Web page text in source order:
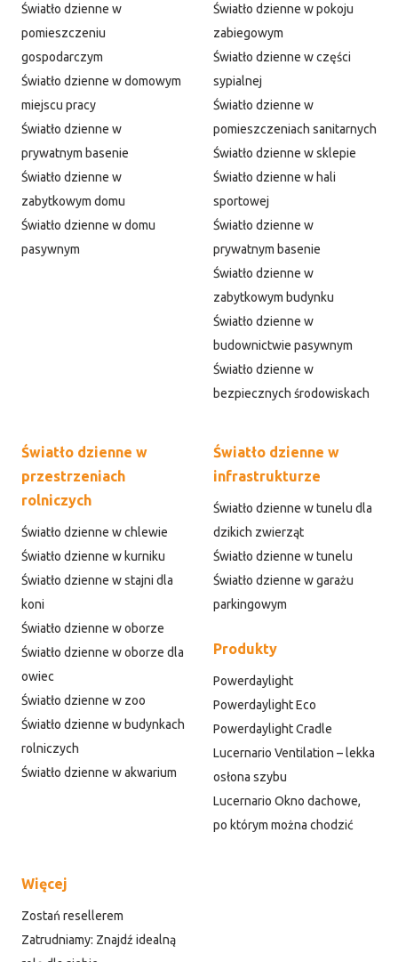
Światło dzienne w
pomieszczeniu
gospodarczym
Światło dzienne w domowym
miejscu pracy
Światło dzienne w
prywatnym basenie
Światło dzienne w
zabytkowym domu
Światło dzienne w domu
pasywnym
Światło dzienne w pokoju
zabiegowym
Światło dzienne w części
sypialnej
Światło dzienne w
pomieszczeniach sanitarnych
Światło dzienne w sklepie
Światło dzienne w hali
sportowej
Światło dzienne w
prywatnym basenie
Światło dzienne w
zabytkowym budynku
Światło dzienne w
budownictwie pasywnym
Światło dzienne w
bezpiecznych środowiskach
Światło dzienne w
przestrzeniach
rolniczych
Światło dzienne w chlewie
Światło dzienne w kurniku
Światło dzienne w stajni dla
koni
Światło dzienne w oborze
Światło dzienne w oborze dla
owiec
Światło dzienne w zoo
Światło dzienne w budynkach
rolniczych
Światło dzienne w akwarium
Światło dzienne w
infrastrukturze
Światło dzienne w tunelu dla
dzikich zwierząt
Światło dzienne w tunelu
Światło dzienne w garażu
parkingowym
Produkty
Powerdaylight
Powerdaylight Eco
Powerdaylight Cradle
Lucernario Ventilation – lekka
osłona szybu
Lucernario Okno dachowe,
po którym można chodzić
Więcej
Zostań resellerem
Zatrudniamy: Znajdź idealną